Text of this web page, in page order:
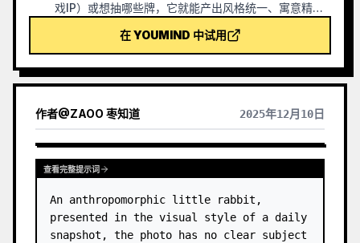
戏IP）或想抽哪些牌，它就能产出风格统一、寓意精美
致耐看、没有粗糙的AI塑料感。可配合YouMind定时任
务实现每天早上自动抽牌+解读（需自行配置定时任
务）。
在 YOUMIND 中试用
作者@ZAOO 枣知道 2025年12月10日
查看完整提示词
An anthropomorphic little rabbit,
presented in the visual style of a daily
snapshot, the photo has no clear subject